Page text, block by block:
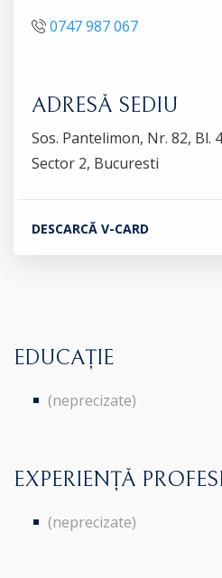
0747 987 067
ADRESĂ SEDIU
Sos. Pantelimon, Nr. 82, Bl.
Sector 2, Bucuresti
DESCARCĂ V-CARD
EDUCAȚIE
(neprecizate)
EXPERIENȚĂ
(neprecizate)